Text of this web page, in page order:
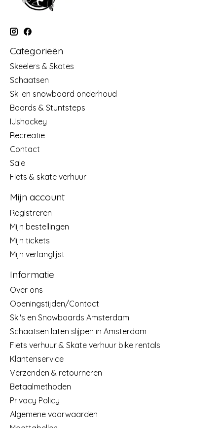
Categorieën
Skeelers & Skates
Schaatsen
Ski en snowboard onderhoud
Boards & Stuntsteps
IJshockey
Recreatie
Contact
Sale
Fiets & skate verhuur
Mijn account
Registreren
Mijn bestellingen
Mijn tickets
Mijn verlanglijst
Informatie
Over ons
Openingstijden/Contact
Ski's en Snowboards Amsterdam
Schaatsen laten slijpen in Amsterdam
Fiets verhuur & Skate verhuur bike rentals
Klantenservice
Verzenden & retourneren
Betaalmethoden
Privacy Policy
Algemene voorwaarden